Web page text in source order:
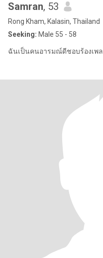
Samran, 53
Rong Kham, Kalasin, Thailand
Seeking: Male 55 - 58
ฉันเป็นคนอารมณ์ดีชอบร้องเพ